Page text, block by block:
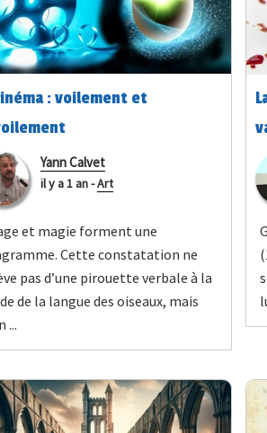
: voilement et
Yann Calvet
il y a 1 an-Art
et magie forment une
Cette constatation ne
pas d’une pirouette verbale à la
de la langue des oiseaux, mais
...